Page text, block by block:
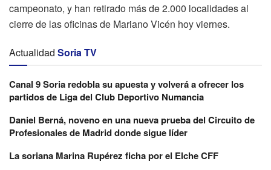
campeonato, y han retirado más de 2.000 localidades al
cierre de las oficinas de Mariano Vicén hoy viernes.
Actualidad Soria TV
Canal 9 Soria redobla su apuesta y volverá a ofrecer los
partidos de Liga del Club Deportivo Numancia
Daniel Berná, noveno en una nueva prueba del Circuito de
Profesionales de Madrid donde sigue líder
La soriana Marina Rupérez ficha por el Elche CFF